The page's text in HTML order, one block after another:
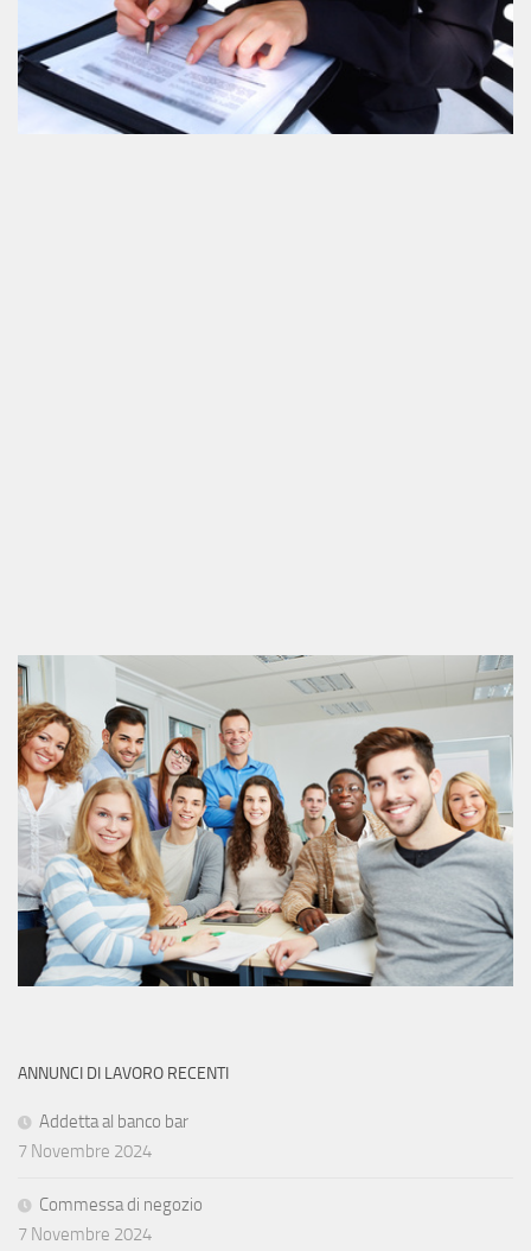
ANNUNCI DI LAVORO RECENTI
Addetta al banco bar
7 Novembre 2024
Commessa di negozio
7 Novembre 2024